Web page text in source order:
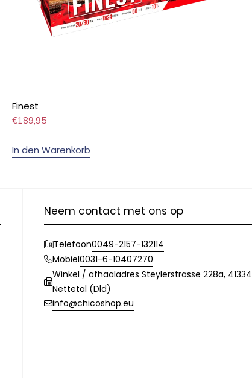
Finest
€189,95
In den Warenkorb
Neem contact met ons op
Telefoon0049-2157-132114
Mobiel0031-6-10407270
Winkel / afhaaladres Steylerstrasse 228a, 41334
Nettetal (Dld)
info@chicoshop.eu